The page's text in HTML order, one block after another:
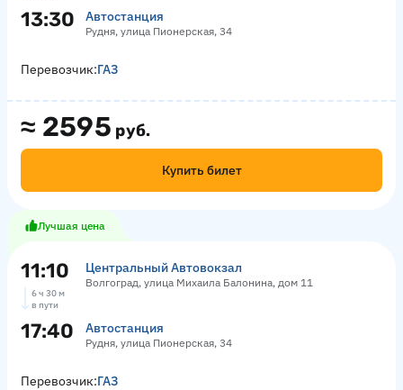
13:30 Автостанция
Рудня, улица Пионерская, 34
≈ 2595 руб.
Купить билет
Перевозчик:ГАЗ
Лучшая цена
11:10 Центральный Автовокзал
Волгоград, улица Михаила Балонина, дом 11
6 ч 30 м
в пути
17:40 Автостанция
Рудня, улица Пионерская, 34
Перевозчик:ГАЗ